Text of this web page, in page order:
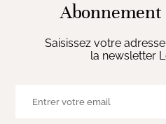
Saisissez votre
la newsletter